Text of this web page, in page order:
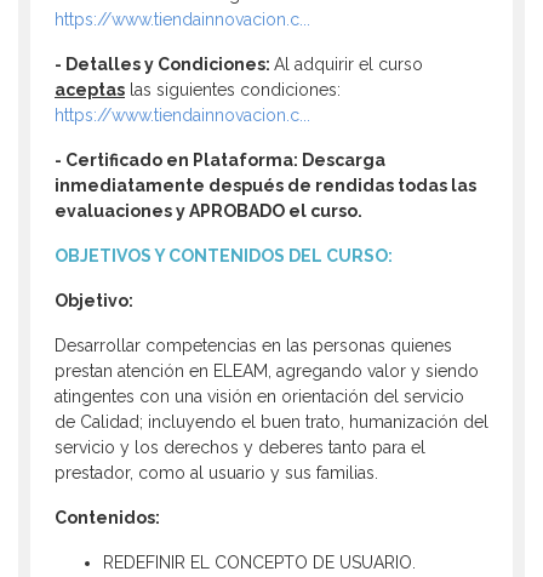
https://www.tiendainnovacion.c...
- Detalles y Condiciones: Al adquirir el curso
aceptas las siguientes condiciones:
https://www.tiendainnovacion.c...
- Certificado en Plataforma: Descarga
inmediatamente después de rendidas todas las
evaluaciones y APROBADO el curso.
OBJETIVOS Y CONTENIDOS DEL CURSO:
Objetivo:
Desarrollar competencias en las personas quienes
prestan atención en ELEAM, agregando valor y siendo
atingentes con una visión en orientación del servicio
de Calidad; incluyendo el buen trato, humanización del
servicio y los derechos y deberes tanto para el
prestador, como al usuario y sus familias.
Contenidos:
REDEFINIR EL CONCEPTO DE USUARIO.